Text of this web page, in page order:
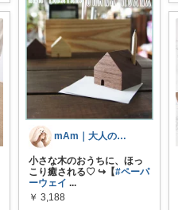
mAm｜大人のご褒美セレクト
小さな木のおうちに、ほっ
こり癒される♡ ↪︎【#ペーパ
ーウェイ ...
￥ 3,188